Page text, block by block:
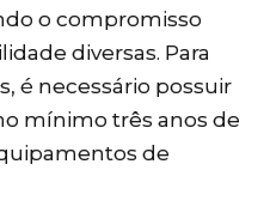
o compromisso
diversas. Para
é necessário possuir
mínimo três anos de
de